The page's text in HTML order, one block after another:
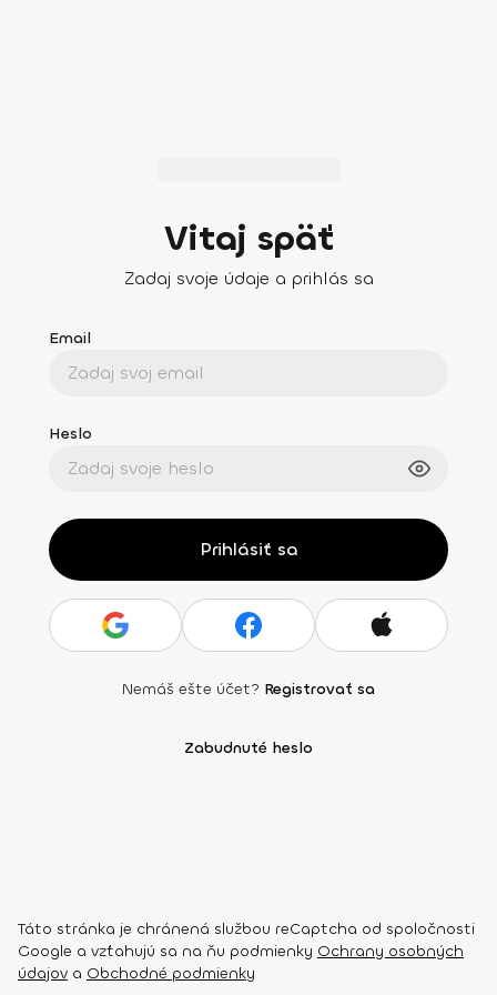
Vitaj späť
Zadaj svoje údaje a prihlás sa
Email
Heslo
Prihlásiť sa
Nemáš ešte účet? Registrovať sa
Zabudnuté heslo
Táto stránka je chránená službou reCaptcha od spoločnosti
Google a vzťahujú sa na ňu podmienky Ochrany osobných
údajov a Obchodné podmienky